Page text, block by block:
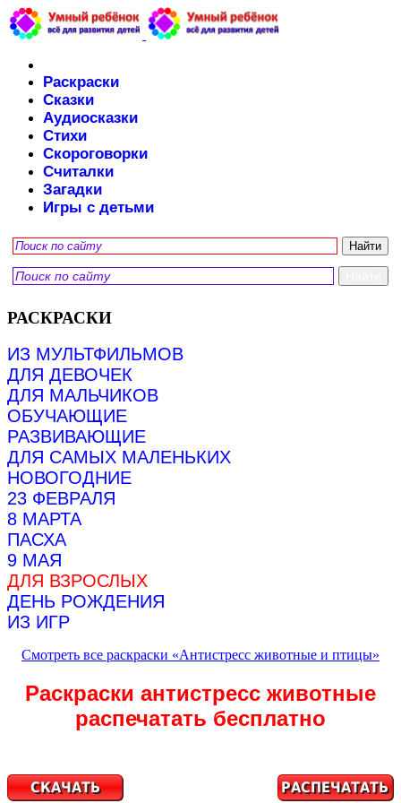
Раскраски
Сказки
Аудиосказки
Стихи
Скороговорки
Считалки
Загадки
Игры с детьми
РАСКРАСКИ
ИЗ МУЛЬТФИЛЬМОВ
ДЛЯ ДЕВОЧЕК
ДЛЯ МАЛЬЧИКОВ
ОБУЧАЮЩИЕ
РАЗВИВАЮЩИЕ
ДЛЯ САМЫХ МАЛЕНЬКИХ
НОВОГОДНИЕ
23 ФЕВРАЛЯ
8 МАРТА
ПАСХА
9 МАЯ
ДЛЯ ВЗРОСЛЫХ
ДЕНЬ РОЖДЕНИЯ
ИЗ ИГР
Смотреть все раскраски «Антистресс животные и птицы»
Раскраски антистресс животные
распечатать бесплатно